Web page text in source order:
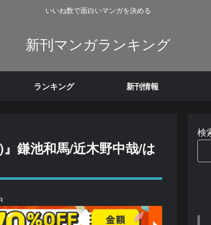
いいね数で面白いマンガを決める
新刊マンガランキング
ランキング 新刊情報
鎌池和馬/近木野中哉/は
検